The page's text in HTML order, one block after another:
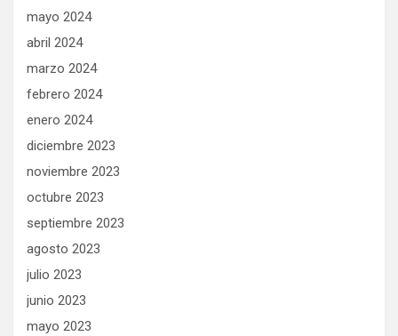
mayo 2024
abril 2024
marzo 2024
febrero 2024
enero 2024
diciembre 2023
noviembre 2023
octubre 2023
septiembre 2023
agosto 2023
julio 2023
junio 2023
mayo 2023